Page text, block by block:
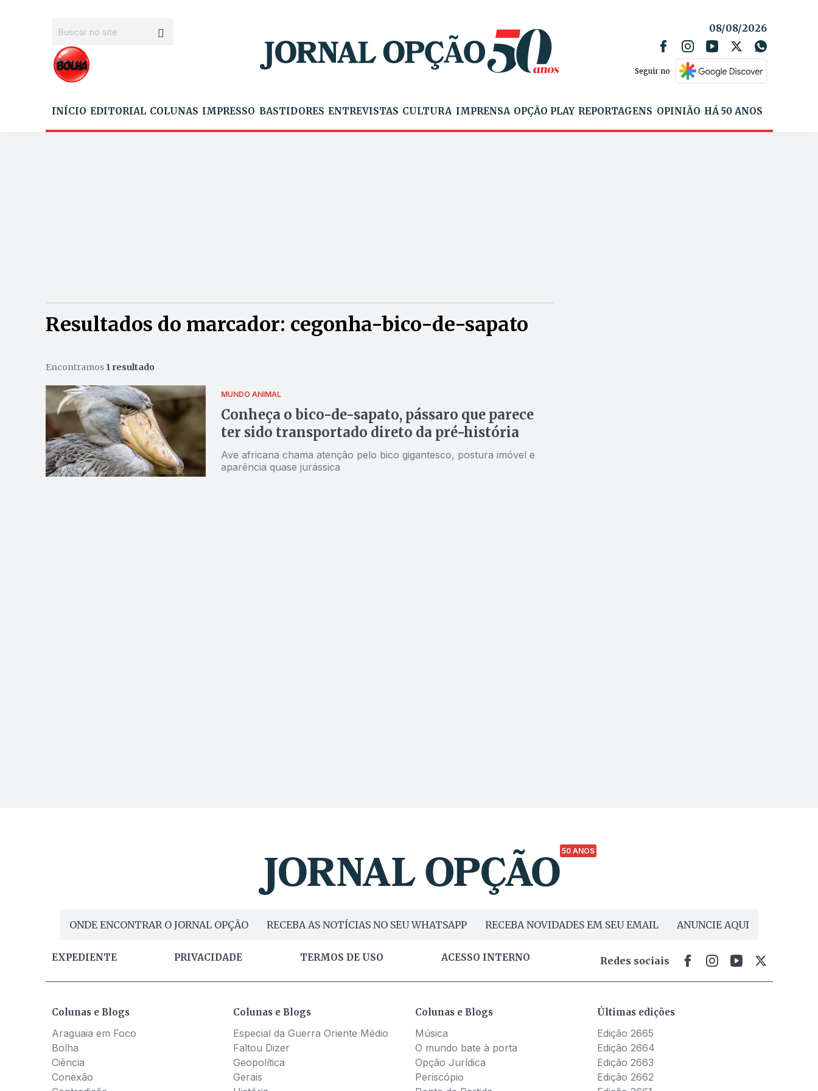
08/08/2026
Seguir no
INÍCIO EDITORIAL COLUNAS IMPRESSO BASTIDORES ENTREVISTAS CULTURA IMPRENSA OPÇÃO PLAY REPORTAGENS OPINIÃO HÁ 50 ANOS
Resultados do marcador: cegonha-bico-de-sapato
Encontramos 1 resultado
MUNDO ANIMAL
Conheça o bico-de-sapato, pássaro que parece
ter sido transportado direto da pré-história
Ave africana chama atenção pelo bico gigantesco, postura imóvel e
aparência quase jurássica
50 ANOS
ONDE ENCONTRAR O JORNAL OPÇÃO RECEBA AS NOTÍCIAS NO SEU WHATSAPP RECEBA NOVIDADES EM SEU EMAIL ANUNCIE AQUI
EXPEDIENTE PRIVACIDADE TERMOS DE USO ACESSO INTERNO Redes sociais
Colunas e Blogs
Araguaia em Foco
Bolha
Ciência
Conexão
Colunas e Blogs
Especial da Guerra Oriente Médio
Faltou Dizer
Geopolítica
Gerais
Colunas e Blogs
Música
O mundo bate à porta
Opção Jurídica
Periscópio
Últimas edições
Edição 2665
Edição 2664
Edição 2663
Edição 2662